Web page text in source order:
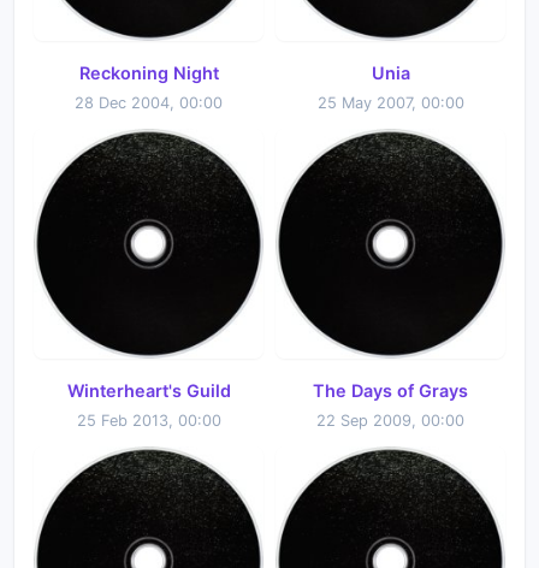
Reckoning Night
28 Dec 2004, 00:00
Unia
25 May 2007, 00:00
Winterheart's Guild
25 Feb 2013, 00:00
The Days of Grays
22 Sep 2009, 00:00